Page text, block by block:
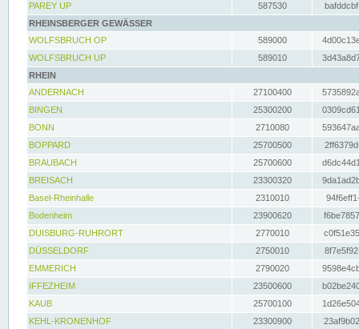
PAREY UP
587530
RHEINSBERGER GEWÄSSER
WOLFSBRUCH OP
589000
WOLFSBRUCH UP
589010
RHEIN
ANDERNACH
27100400
BINGEN
25300200
BONN
2710080
BOPPARD
25700500
BRAUBACH
25700600
BREISACH
23300320
Basel-Rheinhalle
2310010
Bodenheim
23900620
DUISBURG-RUHRORT
2770010
DÜSSELDORF
2750010
EMMERICH
2790020
IFFEZHEIM
23500600
KAUB
25700100
KEHL-KRONENHOF
23300900